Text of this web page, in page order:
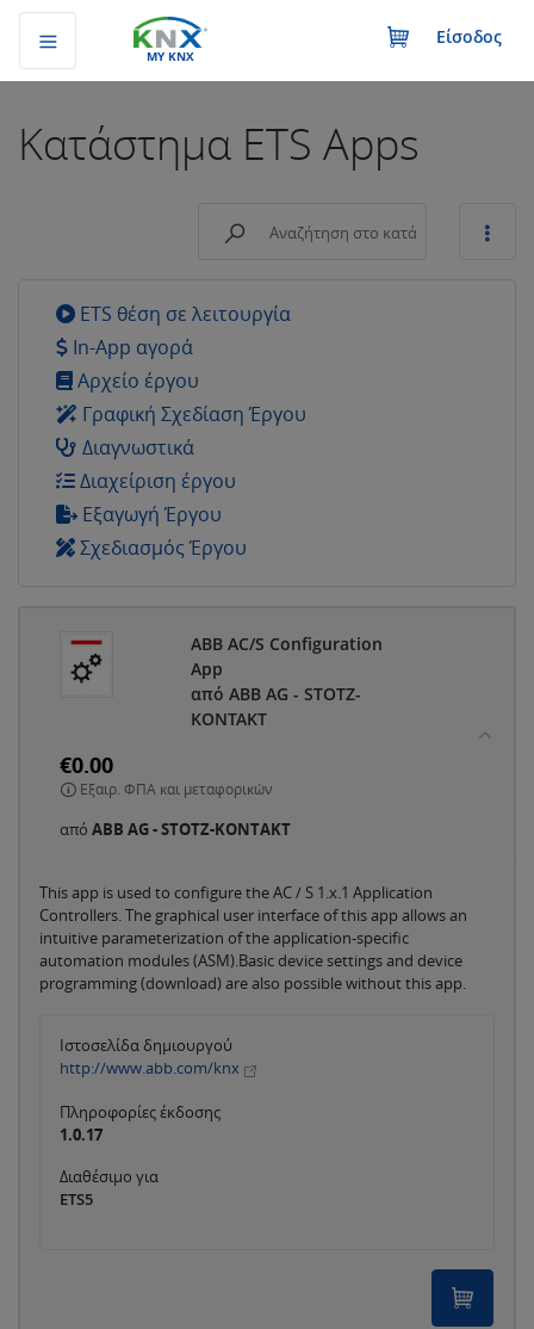
MY KNX
Είσοδος
Κατάστημα ETS Apps
ETS θέση σε λειτουργία
In-App αγορά
Αρχείο έργου
Γραφική Σχεδίαση Έργου
Διαγνωστικά
Διαχείριση έργου
Εξαγωγή Έργου
Σχεδιασμός Έργου
ABB AC/S Configuration
App
από ABB AG - STOTZ-
KONTAKT
€0.00
Εξαιρ. ΦΠΑ και μεταφορικών
από ABB AG - STOTZ-KONTAKT
This app is used to configure the AC / S 1.x.1 Application
Controllers. The graphical user interface of this app allows an
intuitive parameterization of the application-specific
automation modules (ASM).Basic device settings and device
programming (download) are also possible without this app.
Ιστοσελίδα δημιουργού
http://www.abb.com/knx
Πληροφορίες έκδοσης
1.0.17
Διαθέσιμο για
ETS5